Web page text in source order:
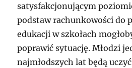
satysfakcjonującym
podstaw rachunkowości do
edukacji w szkołach
poprawić sytuację. Młodzi
najmłodszych lat będą